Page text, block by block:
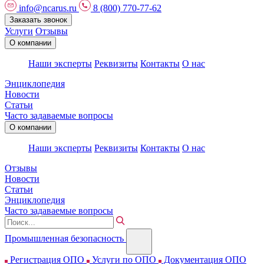
info@ncarus.ru
8 (800) 770-77-62
Заказать звонок
Услуги Отзывы
О компании
Наши эксперты Реквизиты Контакты О нас
Энциклопедия
Новости
Статьи
Часто задаваемые вопросы
О компании
Наши эксперты Реквизиты Контакты О нас
Отзывы
Новости
Статьи
Энциклопедия
Часто задаваемые вопросы
Промышленная безопасность
Регистрация ОПО Услуги по ОПО Документация ОПО